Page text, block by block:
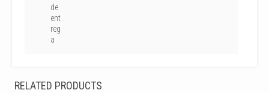
de
ent
reg
a
RELATED PRODUCTS